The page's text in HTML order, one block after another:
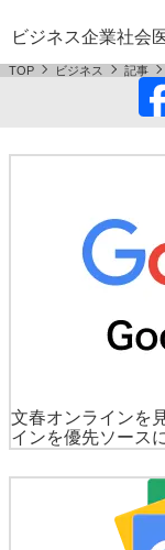
ーの目的は
社会
文春オンラインを
インを優先ソース